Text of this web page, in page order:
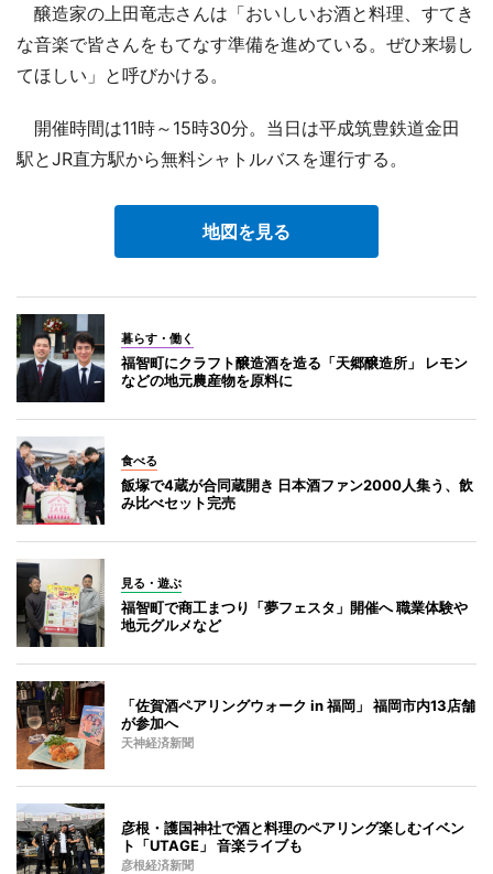
醸造家の上田竜志さんは「おいしいお酒と料理、すてき
な音楽で皆さんをもてなす準備を進めている。ぜひ来場し
てほしい」と呼びかける。
開催時間は11時～15時30分。当日は平成筑豊鉄道金田
駅とJR直方駅から無料シャトルバスを運行する。
地図を見る
暮らす・働く
福智町にクラフト醸造酒を造る「天郷醸造所」 レモン
などの地元農産物を原料に
食べる
飯塚で4蔵が合同蔵開き 日本酒ファン2000人集う、飲
み比べセット完売
見る・遊ぶ
福智町で商工まつり「夢フェスタ」開催へ 職業体験や
地元グルメなど
「佐賀酒ペアリングウォーク in 福岡」 福岡市内13店舗
が参加へ
天神経済新聞
彦根・護国神社で酒と料理のペアリング楽しむイベン
ト「UTAGE」 音楽ライブも
彦根経済新聞